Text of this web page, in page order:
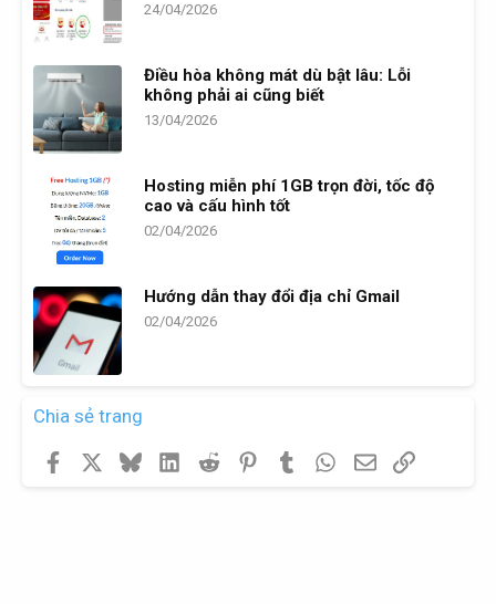
24/04/2026
Điều hòa không mát dù bật lâu: Lỗi
không phải ai cũng biết
13/04/2026
Hosting miễn phí 1GB trọn đời, tốc độ
cao và cấu hình tốt
02/04/2026
Hướng dẫn thay đổi địa chỉ Gmail
02/04/2026
Chia sẻ trang
Facebook BlueskyLinkedInReddit PinterestTumblr WhatsApp
EmailLink